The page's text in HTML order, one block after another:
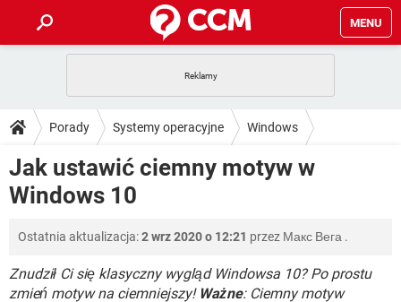
MENU
GRY WHATSAPP
SPOTIFY NETFLIX
INSTAGRAM
PORADY
PlayStation TIKTOK
GRY WHATSAPP
INSTAGRAM FACEBOOK
WINDOWS 10
DO POBRANIA
ANDROID
INSTAGRAM FACEBOOK
FORUM
COVID-19 TIKTOK
GRY WHATSAPP
COVID-19 TIKTOK
Porady Systemy operacyjne Windows
Windows 10
Jak ustawić ciemny motyw w
Windows 10
Ostatnia aktualizacja:2 wrz 2020 o 12:21 przez Макс Вега .
Znudził Ci się klasyczny wygląd Windowsa 10? Po prostu
zmień motyw na ciemniejszy! Ważne: Ciemny motyw